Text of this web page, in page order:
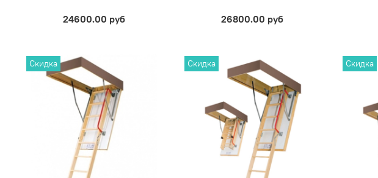
24600.00 руб 26800.00 руб
Скидка Скидка Скидка